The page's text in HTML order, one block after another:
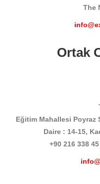
The
Ortak
Eğitim Mahallesi Poyraz
Daire : 14-15,
+90 216 338